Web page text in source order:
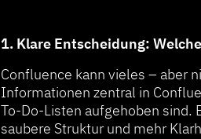
1. Klare Entscheidung:
Confluence kann vieles – aber
Informationen zentral in
To-Do-Listen aufgehoben sind.
saubere Struktur und mehr